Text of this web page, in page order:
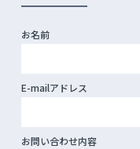
お名前
E-mailアドレス
お問い合わせ内容